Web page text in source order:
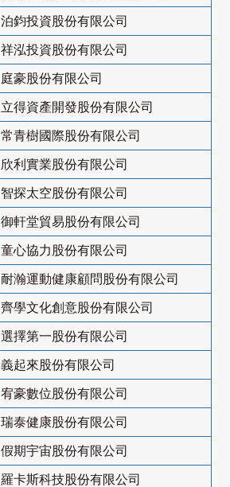
泊鈞投資股份有限公司
祥泓投資股份有限公司
庭豪股份有限公司
立得資產開發股份有限公司
常青樹國際股份有限公司
欣利實業股份有限公司
智探太空股份有限公司
御軒堂貿易股份有限公司
童心協力股份有限公司
耐瀚運動健康顧問股份有限公司
齊學文化創意股份有限公司
選擇第一股份有限公司
義起來股份有限公司
宥豪數位股份有限公司
瑞泰健康股份有限公司
假期宇宙股份有限公司
羅卡斯科技股份有限公司